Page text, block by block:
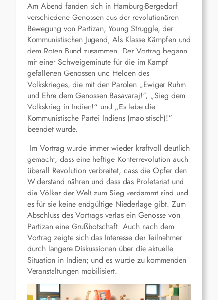
Am Abend fanden sich in Hamburg-Bergedorf
verschiedene Genossen aus der revolutionären
Bewegung von Partizan, Young Struggle, der
Kommunistischen Jugend, Als Klasse Kämpfen und
dem Roten Bund zusammen. Der Vortrag begann
mit einer Schweigeminute für die im Kampf
gefallenen Genossen und Helden des
Volkskrieges, die mit den Parolen „Ewiger Ruhm
und Ehre dem Genossen Basavaraj!“, „Sieg dem
Volkskrieg in Indien!“ und „Es lebe die
Kommunistische Partei Indiens (maoistisch)!“
beendet wurde.
Im Vortrag wurde immer wieder kraftvoll deutlich
gemacht, dass eine heftige Konterrevolution auch
überall Revolution verbreitet, dass die Opfer den
Widerstand nähren und dass das Proletariat und
die Völker der Welt zum Sieg verdammt sind und
es für sie keine endgültige Niederlage gibt. Zum
Abschluss des Vortrags verlas ein Genosse von
Partizan eine Grußbotschaft. Auch nach dem
Vortrag zeigte sich das Interesse der Teilnehmer
durch längere Diskussionen über die aktuelle
Situation in Indien; und es wurde zu kommenden
Veranstaltungen mobilisiert.